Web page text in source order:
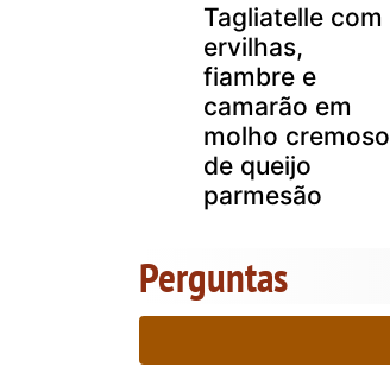
Tagliatelle com
ervilhas,
fiambre e
camarão em
molho cremoso
de queijo
parmesão
Perguntas